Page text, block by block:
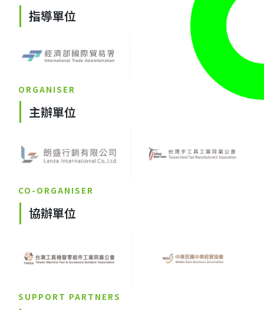
指導單位
ORGANISER
主辦單位
CO-ORGANISER
協辦單位
SUPPORT PARTNERS